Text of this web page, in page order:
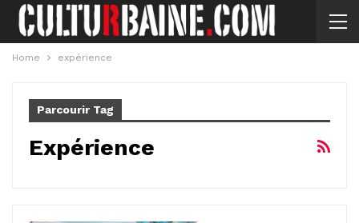
Home expérience
Parcourir Tag
Expérience